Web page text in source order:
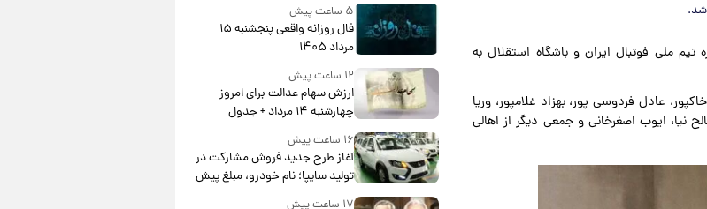
شد.
ملی فوتبال ایران و باشگاه استقلال به
عادل فردوسی پور، بهزاد غلامپور، وریا
نیا، ایوب اصغرخانی و جمعی دیگر از اهالی
۵ ساعت پیش
فال روزانه واقعی پنجشنبه ۱۵
مرداد ۱۴۰۵
۱۲ ساعت پیش
ارزش سهام عدالت برای امروز
چهارشنبه ۱۴ مرداد + جدول
۱۶ ساعت پیش
آغاز طرح جدید فروش مشارکت در
تولید سایپا؛ نام خودرو، مبلغ پیش
پرداخت و زمان تحویل | سود
۱۷ ساعت پیش